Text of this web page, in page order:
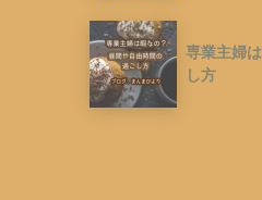
専業主婦
し方